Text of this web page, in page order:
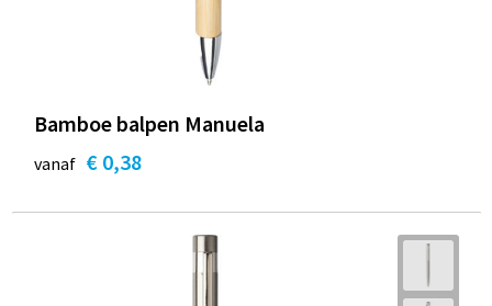
Bamboe balpen Manuela
vanaf € 0,38